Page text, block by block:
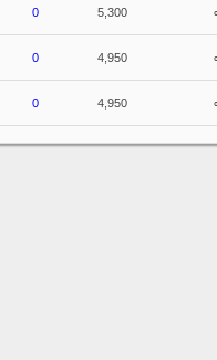
0 5,300
0 4,950
0 4,950